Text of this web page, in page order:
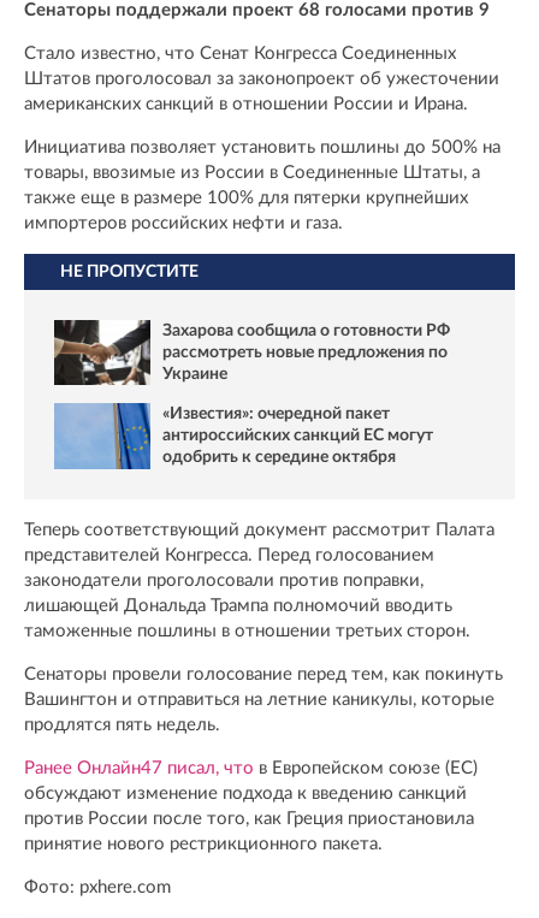
Сенаторы поддержали проект 68 голосами против 9
Стало известно, что Сенат Конгресса Соединенных
Штатов проголосовал за законопроект об ужесточении
американских санкций в отношении России и Ирана.
Инициатива позволяет установить пошлины до 500% на
товары, ввозимые из России в Соединенные Штаты, а
также еще в размере 100% для пятерки крупнейших
импортеров российских нефти и газа.
НЕ ПРОПУСТИТЕ
Захарова сообщила о готовности РФ
рассмотреть новые предложения по
Украине
«Известия»: очередной пакет
антироссийских санкций ЕС могут
одобрить к середине октября
Теперь соответствующий документ рассмотрит Палата
представителей Конгресса. Перед голосованием
законодатели проголосовали против поправки,
лишающей Дональда Трампа полномочий вводить
таможенные пошлины в отношении третьих сторон.
Сенаторы провели голосование перед тем, как покинуть
Вашингтон и отправиться на летние каникулы, которые
продлятся пять недель.
Ранее Онлайн47 писал, что в Европейском союзе (ЕС)
обсуждают изменение подхода к введению санкций
против России после того, как Греция приостановила
принятие нового рестрикционного пакета.
Фото: pxhere.com